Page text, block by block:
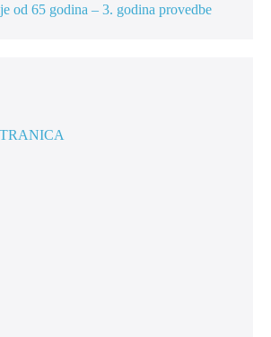
od 65 godina – 3. godina provedbe